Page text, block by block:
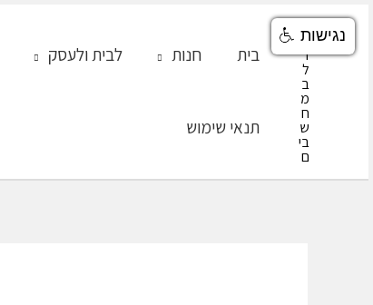
דילוג
בית חנות לבית ולעסק
תנאי שימוש
נגישות